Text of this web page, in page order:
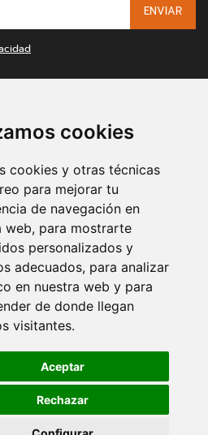
cookies
cookies y otras técnicas
para mejorar tu
de navegación en
web, para mostrarte
personalizados y
adecuados, para analizar
en nuestra web y para
de donde llegan
visitantes.
Aceptar
Rechazar
ENVIAR
de contratación
y entrega
de pago
de Privacidad